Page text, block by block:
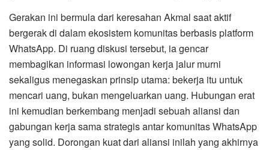
​Gerakan ini bermula dari keresahan Akmal saat aktif
bergerak di dalam ekosistem komunitas berbasis platform
WhatsApp. Di ruang diskusi tersebut, ia gencar
membagikan informasi lowongan kerja jalur murni
sekaligus menegaskan prinsip utama: bekerja itu untuk
mencari uang, bukan mengeluarkan uang. Hubungan erat
ini kemudian berkembang menjadi sebuah aliansi dan
gabungan kerja sama strategis antar komunitas WhatsApp
yang solid. Dorongan kuat dari aliansi inilah yang akhirnya